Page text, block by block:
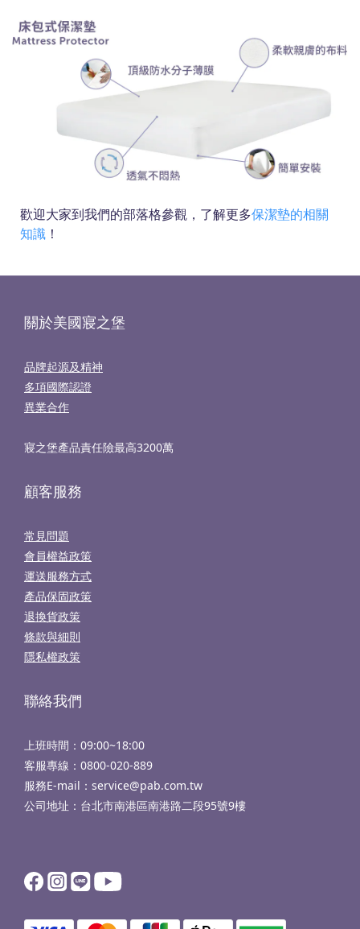
歡迎大家到我們的部落格參觀，了解更多保潔墊的相關
知識 ！
關於美國寢之堡
品牌起源及精神
多項國際認證
異業合作
寢之堡產品責任險最高3200萬
顧客服務
常見問題
會員權益政策
運送服務方式
產品保固政策
退換貨政策
條款與細則
隱私權政策
聯絡我們
上班時間：09:00~18:00
客服專線： 0800-020-889
服務E-mail：service@pab.com.tw
公司地址：台北市南港區南港路二段95號9樓